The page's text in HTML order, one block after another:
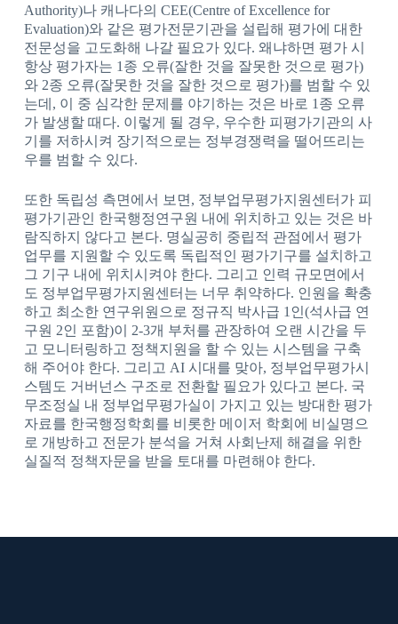
Authority)나 캐나다의 CEE(Centre of Excellence for
Evaluation)와 같은 평가전문기관을 설립해 평가에 대한
전문성을 고도화해 나갈 필요가 있다. 왜냐하면 평가 시
항상 평가자는 1종 오류(잘한 것을 잘못한 것으로 평가)
와 2종 오류(잘못한 것을 잘한 것으로 평가)를 범할 수 있
는데, 이 중 심각한 문제를 야기하는 것은 바로 1종 오류
가 발생할 때다. 이렇게 될 경우, 우수한 피평가기관의 사
기를 저하시켜 장기적으로는 정부경쟁력을 떨어뜨리는
우를 범할 수 있다.
또한 독립성 측면에서 보면, 정부업무평가지원센터가 피
평가기관인 한국행정연구원 내에 위치하고 있는 것은 바
람직하지 않다고 본다. 명실공히 중립적 관점에서 평가
업무를 지원할 수 있도록 독립적인 평가기구를 설치하고
그 기구 내에 위치시켜야 한다. 그리고 인력 규모면에서
도 정부업무평가지원센터는 너무 취약하다. 인원을 확충
하고 최소한 연구위원으로 정규직 박사급 1인(석사급 연
구원 2인 포함)이 2-3개 부처를 관장하여 오랜 시간을 두
고 모니터링하고 정책지원을 할 수 있는 시스템을 구축
해 주어야 한다. 그리고 AI 시대를 맞아, 정부업무평가시
스템도 거버넌스 구조로 전환할 필요가 있다고 본다. 국
무조정실 내 정부업무평가실이 가지고 있는 방대한 평가
자료를 한국행정학회를 비롯한 메이저 학회에 비실명으
로 개방하고 전문가 분석을 거쳐 사회난제 해결을 위한
실질적 정책자문을 받을 토대를 마련해야 한다.